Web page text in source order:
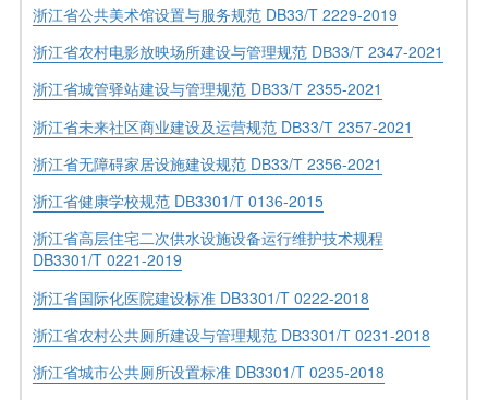
浙江省公共美术馆设置与服务规范 DB33/T 2229-2019
浙江省农村电影放映场所建设与管理规范 DВ33/Т 2347-2021
浙江省城管驿站建设与管理规范 DВ33/Т 2355-2021
浙江省未来社区商业建设及运营规范 DВ33/Т 2357-2021
浙江省无障碍家居设施建设规范 DВ33/Т 2356-2021
浙江省健康学校规范 DВ3301/Т 0136-2015
浙江省高层住宅二次供水设施设备运行维护技术规程
DB3301/T 0221-2019
浙江省国际化医院建设标准 DB3301/T 0222-2018
浙江省农村公共厕所建设与管理规范 DВ3301/Т 0231-2018
浙江省城市公共厕所设置标准 DB3301/T 0235-2018